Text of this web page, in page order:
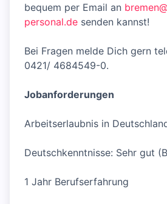
bequem per Email an
personal.de senden kannst!
Bei Fragen melde Dich gern
0421/ 4684549-0.
Jobanforderungen
Arbeitserlaubnis in
Deutschkenntnisse: Sehr gut
1 Jahr Berufserfahrung